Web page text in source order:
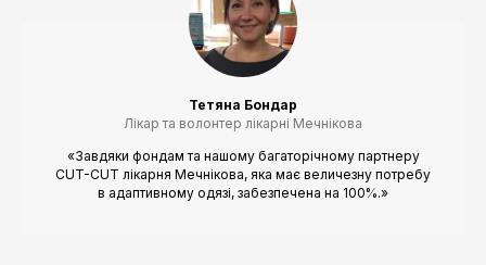
Тетяна Бондар
Лікар та волонтер лікарні Мечнікова
«Завдяки фондам та нашому багаторічному партнеру
CUT-CUT лікарня Мечнікова, яка має величезну потребу
в адаптивному одязі, забезпечена на 100%.»